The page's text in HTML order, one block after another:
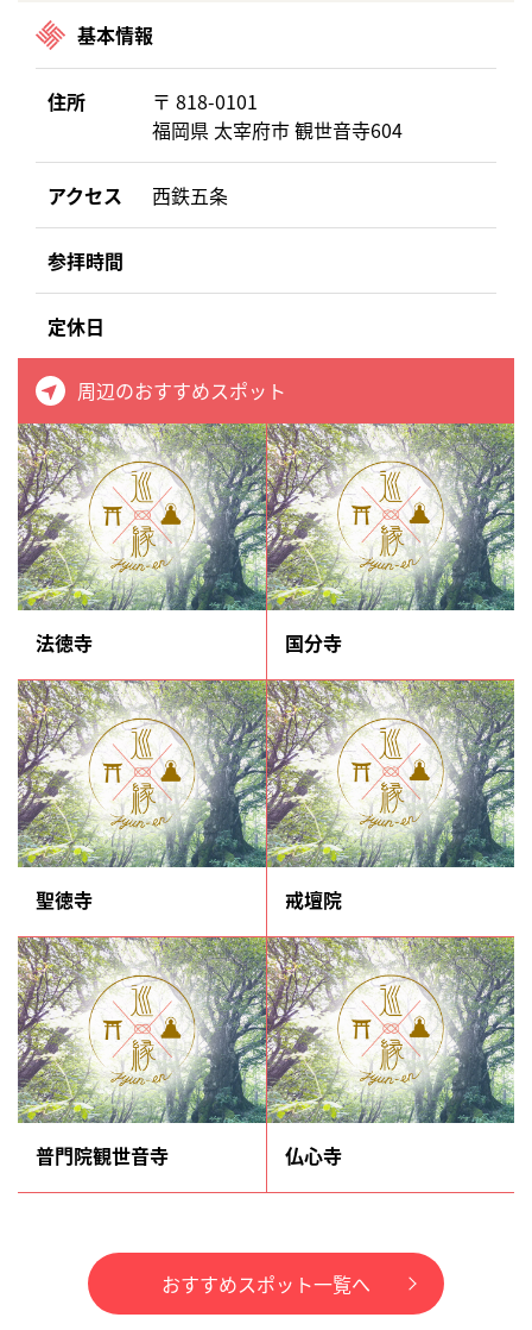
基本情報
住所
〒 818-0101
福岡県 太宰府市 観世音寺604
アクセス 西鉄五条
参拝時間
定休日
周辺のおすすめスポット
法徳寺 国分寺
聖徳寺 戒壇院
普門院観世音寺 仏心寺
おすすめスポット一覧へ